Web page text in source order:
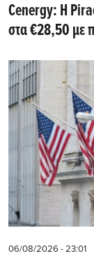
Cenergy: Η
στα €28,50 με
06/08/2026 - 23:01